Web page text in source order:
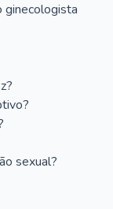
ginecologista
sexual?